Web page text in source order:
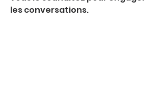
les conversations.